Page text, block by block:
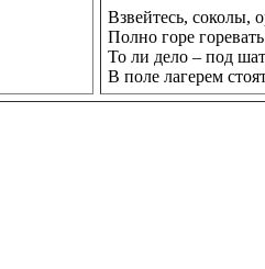
Взвейтесь, соколы,
Полно горе
То ли дело – под
В поле лагерем